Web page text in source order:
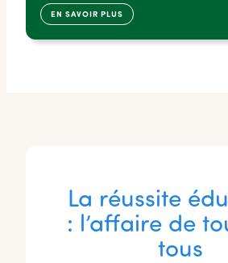
EN SAVOIR PLUS
La réussite
: l’affaire de
tous